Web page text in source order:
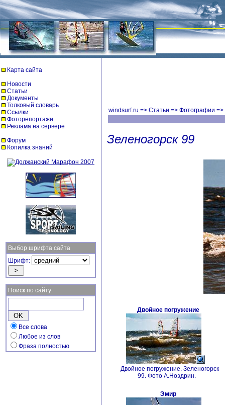
Карта сайта
Новости
Статьи
Документы
Толковый словарь
Ссылки
Фоторепортажи
Реклама на сервере
Форум
Копилка знаний
Выбор шрифта сайта
Шрифт:
Поиск по сайту
Все слова
Любое из слов
Фраза полностью
windsurf.ru => Статьи => Фотографии =>
Зеленогорск 99
Двойное погружение
Двойное погружение. Зеленогорск
99. Фото А.Ноздрин.
Эмир